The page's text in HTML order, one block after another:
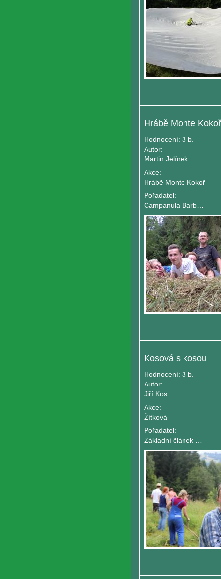
Hodnocení: 3 b.
Autor:
Martin Jelínek
Akce:
Hrábě Monte Kokoř
Pořadatel:
Campanula Barbata
Kosová s kosou
Hodnocení: 3 b.
Autor:
Jiří Kos
Akce:
Žítková
Pořadatel:
Základní článek Hnutí Brontosaurus Mařatice